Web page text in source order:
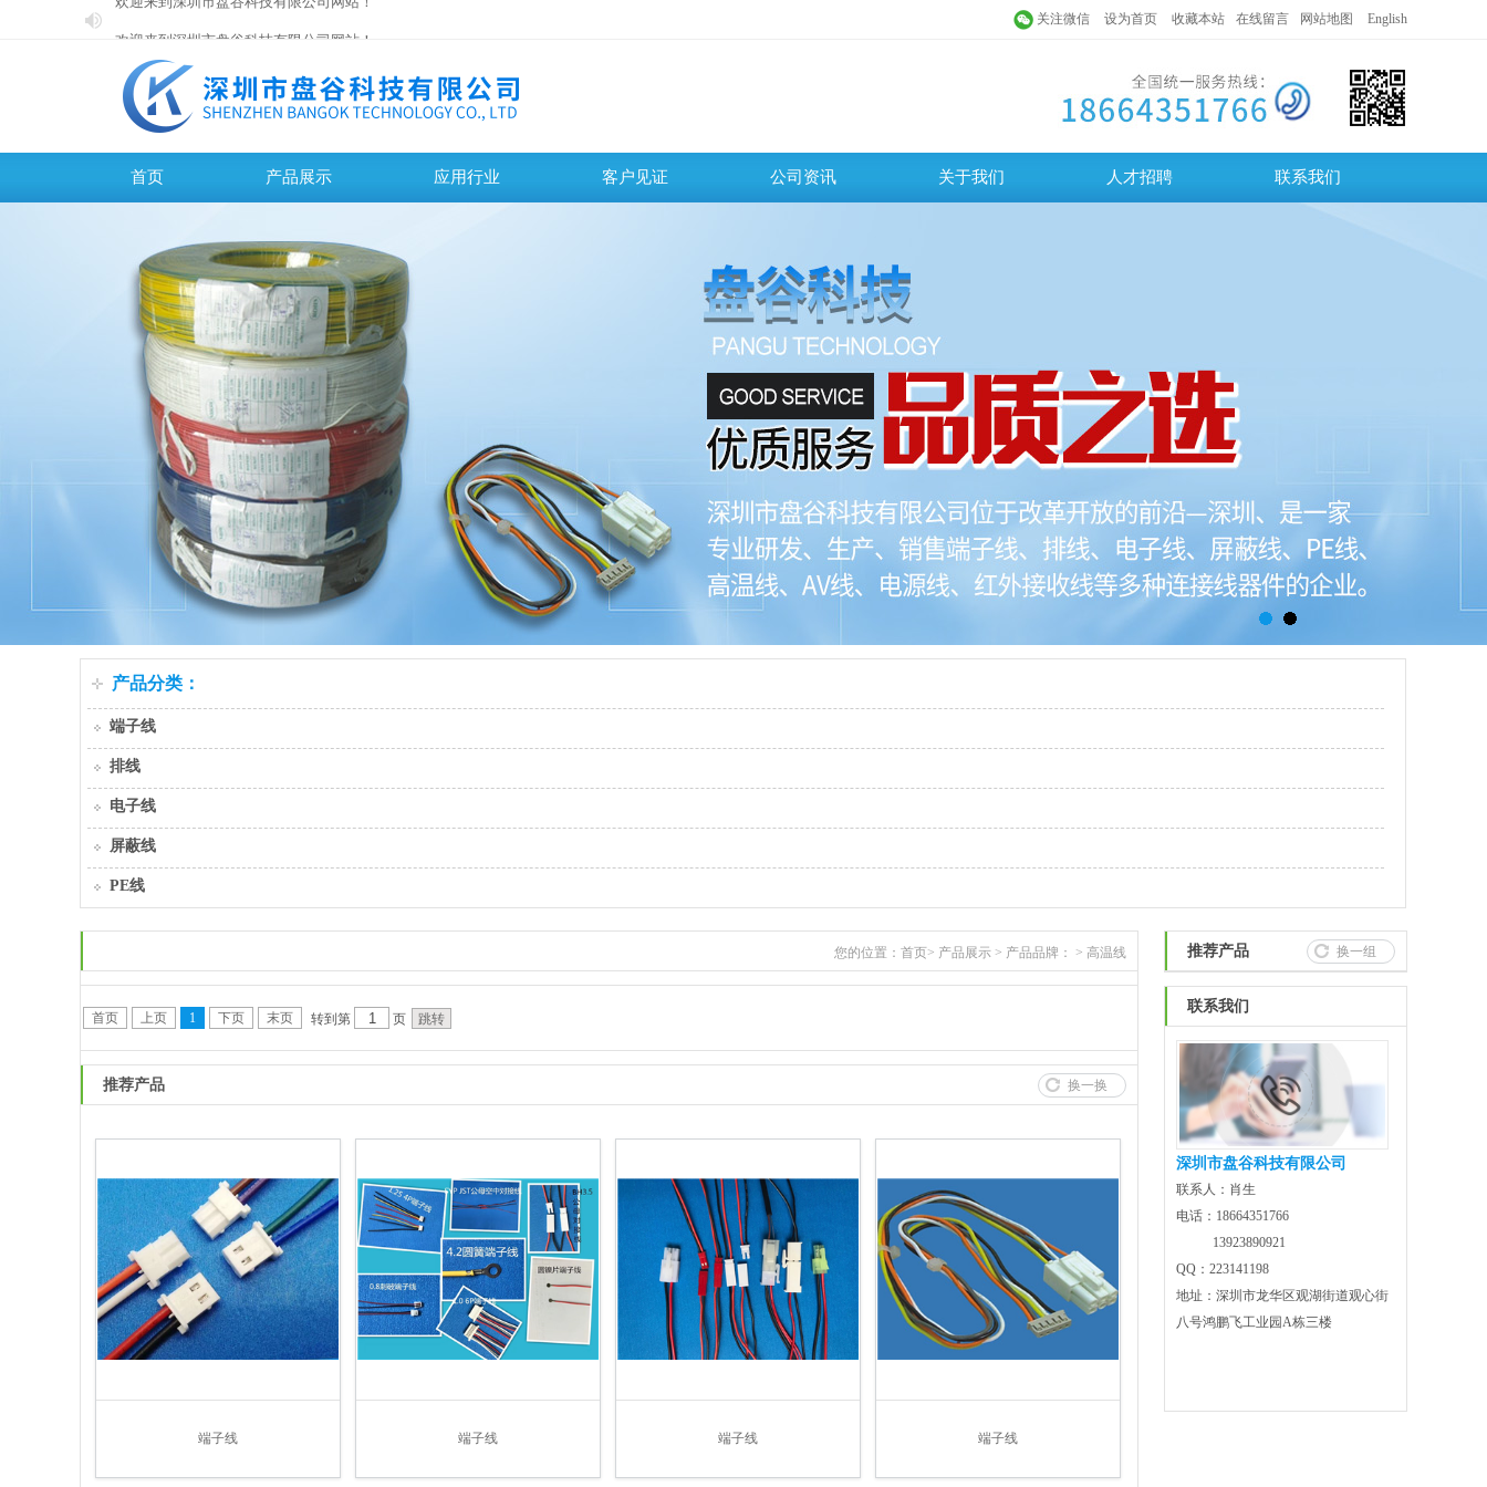
欢迎来到深圳市盘谷科技有限公司网站！
关注微信 设为首页 收藏本站 在线留言 网站地图 English
首页 产品展示 应用行业 客户见证 公司资讯 关于我们 人才招聘 联系我们
百叶窗图片载入中
产品分类：
端子线
排线
电子线
屏蔽线
PE线
换一组
推荐产品
联系我们
深圳市盘谷科技有限公司
联系人：肖生
电话：18664351766
13923890921
QQ：223141198
地址：深圳市龙华区观湖街道观心街
八号鸿鹏飞工业园A栋三楼
您的位置： 首页> 产品展示 > 产品品牌： > 高温线
首页 上页 1 下页 末页 转到第 页
换一换
推荐产品
端子线 端子线 端子线 端子线